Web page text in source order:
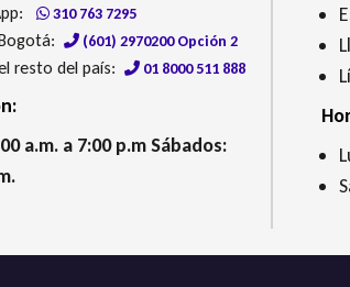
310 763 7295
Bogotá: (601) 2970200 Opción 2
resto del país: 01 8000 511 888
a.m. a 7:00 p.m Sábados: